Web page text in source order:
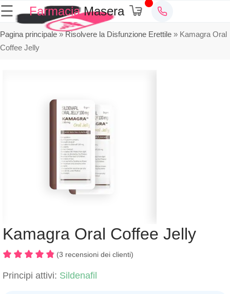
☰ FarmaciaMasera
Pagina principale»Risolvere la Disfunzione Erettile » Kamagra Oral
Coffee Jelly
Kamagra Oral Coffee Jelly
(3 recensioni dei clienti)
Principi attivi: Sildenafil